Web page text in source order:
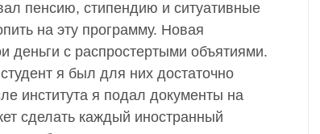
пенсию, стипендию и ситуативные
на эту программу. Новая
деньги с распростертыми объятиями.
я был для них достаточно
института я подал документы на
сделать каждый иностранный